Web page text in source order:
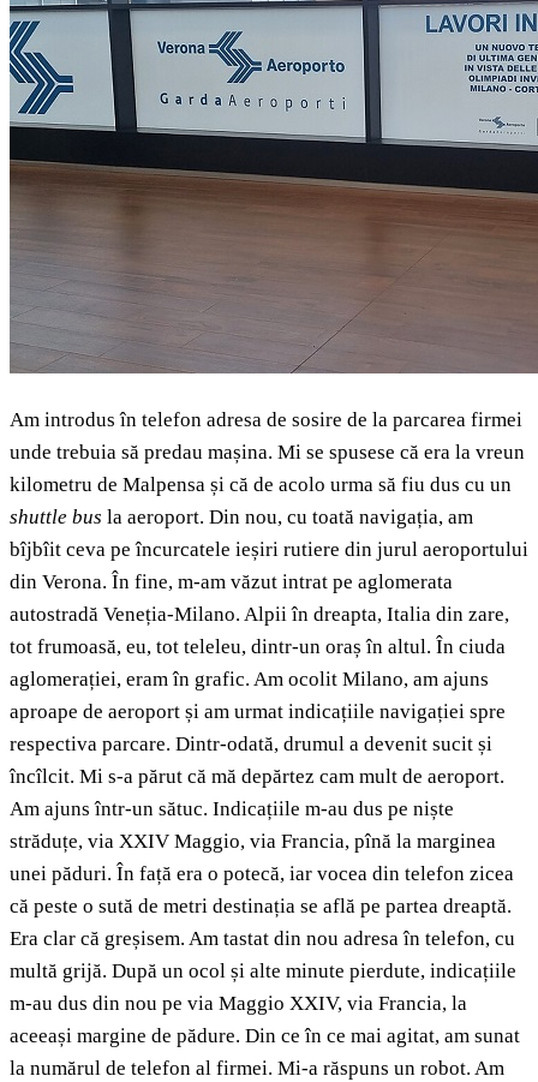
Am introdus în telefon adresa de sosire de la parcarea firmei
unde trebuia să predau mașina. Mi se spusese că era la vreun
kilometru de Malpensa și că de acolo urma să fiu dus cu un
shuttle bus la aeroport. Din nou, cu toată navigația, am
bîjbîit ceva pe încurcatele ieșiri rutiere din jurul aeroportului
din Verona. În fine, m-am văzut intrat pe aglomerata
autostradă Veneția-Milano. Alpii în dreapta, Italia din zare,
tot frumoasă, eu, tot teleleu, dintr-un oraș în altul. În ciuda
aglomerației, eram în grafic. Am ocolit Milano, am ajuns
aproape de aeroport și am urmat indicațiile navigației spre
respectiva parcare. Dintr-odată, drumul a devenit sucit și
încîlcit. Mi s-a părut că mă depărtez cam mult de aeroport.
Am ajuns într-un sătuc. Indicațiile m-au dus pe niște
străduțe, via XXIV Maggio, via Francia, pînă la marginea
unei păduri. În față era o potecă, iar vocea din telefon zicea
că peste o sută de metri destinația se află pe partea dreaptă.
Era clar că greșisem. Am tastat din nou adresa în telefon, cu
multă grijă. După un ocol și alte minute pierdute, indicațiile
m-au dus din nou pe via Maggio XXIV, via Francia, la
aceeași margine de pădure. Din ce în ce mai agitat, am sunat
la numărul de telefon al firmei. Mi-a răspuns un robot. Am